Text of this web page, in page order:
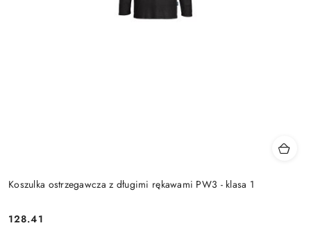
Koszulka ostrzegawcza z długimi rękawami PW3 - klasa 1
128.41